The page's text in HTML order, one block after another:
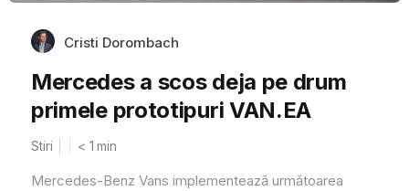
Cristi Dorombach
Mercedes a scos deja pe drum
primele prototipuri VAN.EA
Stiri < 1 min
Mercedes-Benz Vans implementează următoarea